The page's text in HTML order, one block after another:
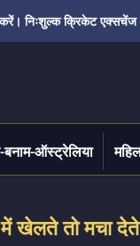
निःशुल्क क्रिकेट एक्सचेंज
बनाम-ऑस्ट्रेलिया
में खेलते तो मचा